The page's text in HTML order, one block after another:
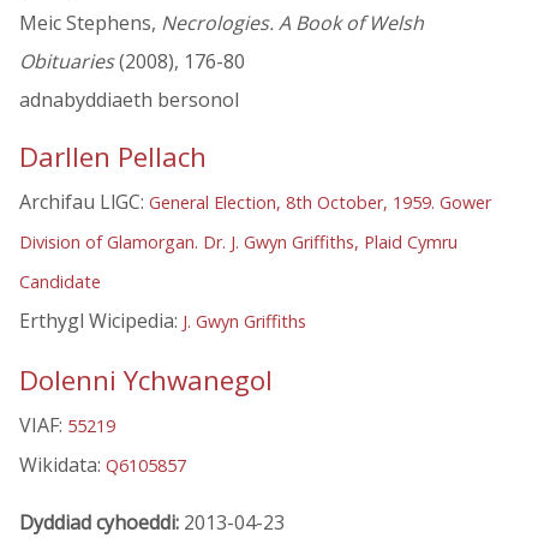
Meic Stephens, Necrologies. A Book of Welsh
Obituaries(2008), 176-80
adnabyddiaeth bersonol
Darllen Pellach
Archifau LlGC: General Election, 8th October, 1959. Gower
Division of Glamorgan. Dr. J. Gwyn Griffiths, Plaid Cymru
Candidate
Erthygl Wicipedia: J. Gwyn Griffiths
Dolenni Ychwanegol
VIAF: 55219
Wikidata: Q6105857
Dyddiad cyhoeddi: 2013-04-23